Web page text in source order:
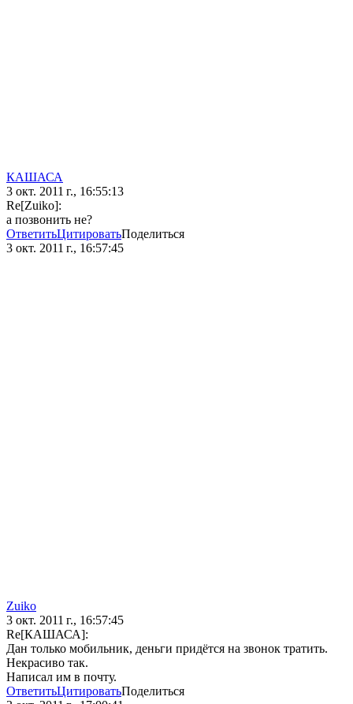
КАШАСА
3 окт. 2011 г., 16:55:13
Re[Zuiko]:
а позвонить не?
ОтветитьЦитироватьПоделиться
3 окт. 2011 г., 16:57:45
Zuiko
3 окт. 2011 г., 16:57:45
Re[КАШАСА]:
Дан только мобильник, деньги придётся на звонок тратить.
Некрасиво так.
Написал им в почту.
ОтветитьЦитироватьПоделиться